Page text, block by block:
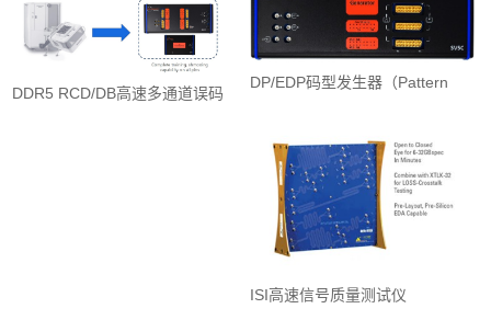
DDR5 RCD/DB高速多通道误码
DP/EDP码型发生器（Pattern
ISI高速信号质量测试仪